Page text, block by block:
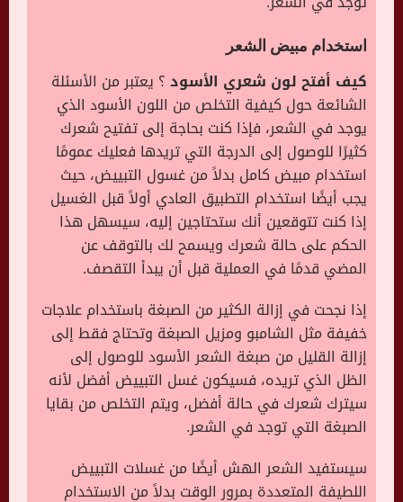
استخدام مبيض الشعر
كيف أفتح لون شعري الأسود؟ يعتبر من الأسئلة
الشائعة حول كيفية التخلص من اللون الأسود الذي
يوجد في الشعر، فإذا كنت بحاجة إلى تفتيح شعرك
كثيرًا للوصول إلى الدرجة التي تريدها فعليك عمومًا
استخدام مبيض كامل بدلاً من غسول التبييض، حيث
يجب أيضًا استخدام التطبيق العادي أولاً قبل الغسيل
إذا كنت تتوقعين أنك ستحتاجين إليه، سيسهل هذا
الحكم على حالة شعرك ويسمح لك بالتوقف عن
المضي قدمًا في العملية قبل أن يبدأ التقصف.
إذا نجحت في إزالة الكثير من الصبغة باستخدام علاجات
خفيفة مثل الشامبو ومزيل الصبغة وتحتاج فقط إلى
إزالة القليل من صبغة الشعر الأسود للوصول إلى
الظل الذي تريده، فسيكون غسل التبييض أفضل لأنه
سيترك شعرك في حالة أفضل، ويتم التخلص من بقايا
الصبغة التي توجد في الشعر.
سيستفيد الشعر الهش أيضًا من غسلات التبييض
اللطيفة المتعددة بمرور الوقت بدلاً من الاستخدام